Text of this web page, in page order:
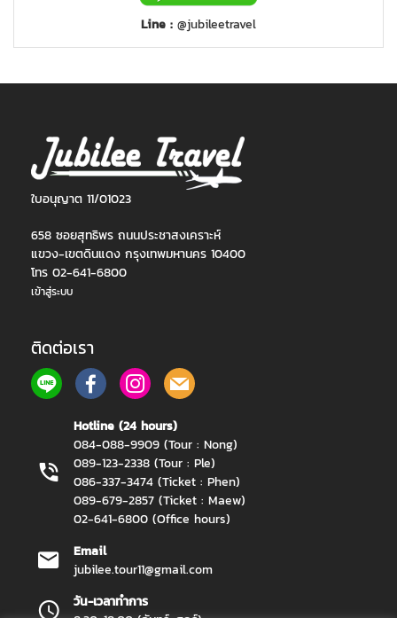
Line : @jubileetravel
ใบอนุญาต 11/01023
658 ซอยสุทธิพร ถนนประชาสงเคราะห์
แขวง-เขตดินแดง กรุงเทพมหานคร 10400
โทร 02-641-6800
เข้าสู่ระบบ
ติดต่อเรา
Hotline (24 hours)
084-088-9909 (Tour : Nong)
089-123-2338 (Tour : Ple)
086-337-3474 (Ticket : Phen)
089-679-2857 (Ticket : Maew)
02-641-6800 (Office hours)
Email
jubilee.tour11@gmail.com
วัน-เวลาทำการ